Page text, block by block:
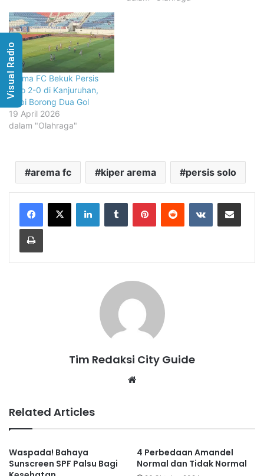
Arema FC Bekuk Persis
Solo 2-0 di Kanjuruhan,
Gabi Borong Dua Gol
19 April 2026
dalam "Olahraga"
arema fc kiper arema persis solo
LinkedInTumblr PinterestReddit VKontakteShare via Email
Print
Tim Redaksi City Guide
Related Articles
Waspada! Bahaya
Sunscreen SPF Palsu Bagi
4 Perbedaan Amandel
Normal dan Tidak Normal
Visual Radio